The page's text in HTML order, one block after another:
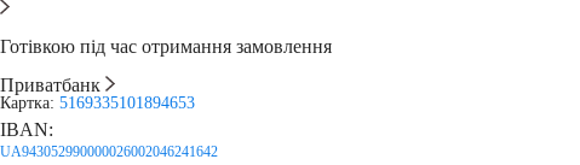
Готівкою під час отримання замовлення
Приватбанк
Картка: 5169335101894653
IBAN:
UA943052990000026002046241642